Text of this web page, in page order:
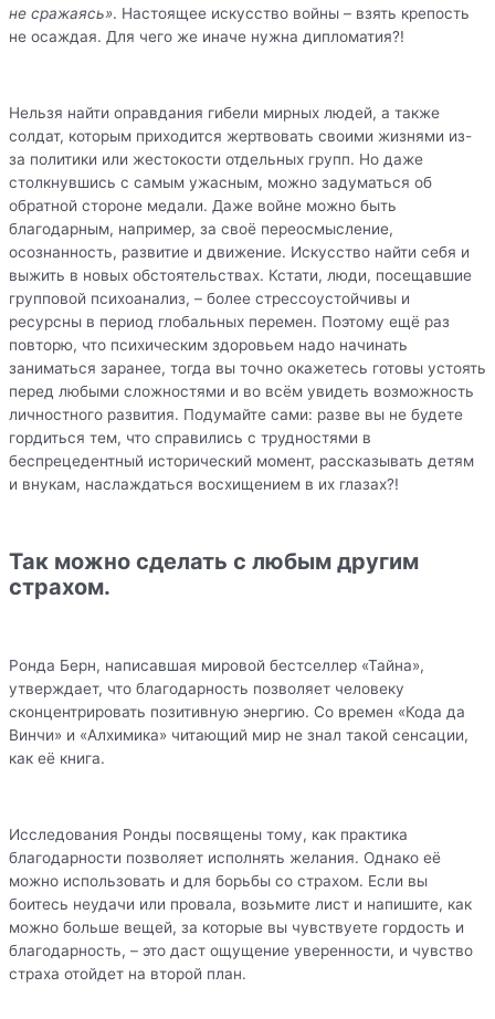
не сражаясь». Настоящее искусство войны – взять крепость
не осаждая. Для чего же иначе нужна дипломатия?!
Нельзя найти оправдания гибели мирных людей, а также
солдат, которым приходится жертвовать своими жизнями из-
за политики или жестокости отдельных групп. Но даже
столкнувшись с самым ужасным, можно задуматься об
обратной стороне медали. Даже войне можно быть
благодарным, например, за своё переосмысление,
осознанность, развитие и движение. Искусство найти себя и
выжить в новых обстоятельствах. Кстати, люди, посещавшие
групповой психоанализ, – более стрессоустойчивы и
ресурсны в период глобальных перемен. Поэтому ещё раз
повторю, что психическим здоровьем надо начинать
заниматься заранее, тогда вы точно окажетесь готовы устоять
перед любыми сложностями и во всём увидеть возможность
личностного развития. Подумайте сами: разве вы не будете
гордиться тем, что справились с трудностями в
беспрецедентный исторический момент, рассказывать детям
и внукам, наслаждаться восхищением в их глазах?!
Так можно сделать с любым другим
страхом.
Ронда Берн, написавшая мировой бестселлер «Тайна»,
утверждает, что благодарность позволяет человеку
сконцентрировать позитивную энергию. Со времен «Кода да
Винчи» и «Алхимика» читающий мир не знал такой сенсации,
как её книга.
Исследования Ронды посвящены тому, как практика
благодарности позволяет исполнять желания. Однако её
можно использовать и для борьбы со страхом. Если вы
боитесь неудачи или провала, возьмите лист и напишите, как
можно больше вещей, за которые вы чувствуете гордость и
благодарность, – это даст ощущение уверенности, и чувство
страха отойдет на второй план.